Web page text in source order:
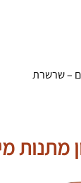
– שרשרת
מתנות